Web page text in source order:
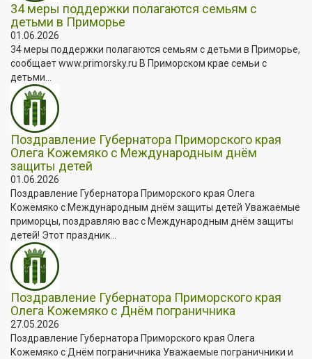
34 меры поддержки полагаются семьям с
детьми в Приморье
01.06.2026
34 меры поддержки полагаются семьям с детьми в Приморье,
сообщает www.primorsky.ru В Приморском крае семьи с
детьми...
Поздравление Губернатора Приморского края
Олега Кожемяко с Международным днём
защиты детей
01.06.2026
Поздравление Губернатора Приморского края Олега
Кожемяко с Международным днём защиты детей Уважаемые
приморцы, поздравляю вас с Международным днём защиты
детей! Этот праздник...
Поздравление Губернатора Приморского края
Олега Кожемяко с Днём пограничника
27.05.2026
Поздравление Губернатора Приморского края Олега
Кожемяко с Днём пограничника Уважаемые пограничники и